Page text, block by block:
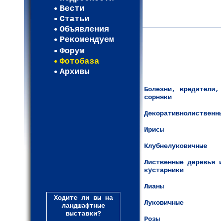
Вести
Статьи
Объявления
Рекомендуем
Форум
Фотобаза
Архивы
Ходите ли вы на
ландшафтные
выставки?
Болезни, вредители,
сорняки
Ирисы
Клубнелуковичные
Лиственные деревья
кустарники
Лианы
Луковичные
Розы